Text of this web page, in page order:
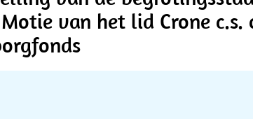
van het lid Crone